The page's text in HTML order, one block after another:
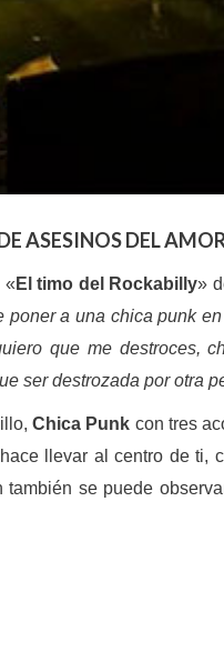
ASESINOS DEL
« El timo del Rockabilly»
a una chica punk
que me destroces,
ser destrozada por otra
Chica Punk con tres
llevar al centro de ti,
se puede